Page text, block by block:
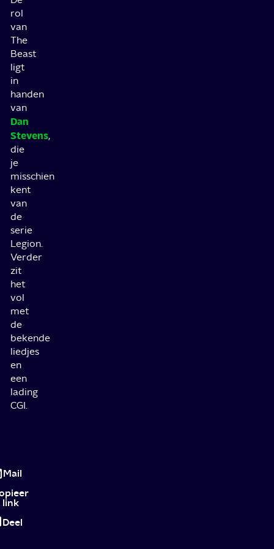
rol
van
The
Beast
ligt
in
handen
van
Dan
Stevens,
die
je
misschien
kent
van
de
serie
Legion.
Verder
zit
het
vol
met
de
bekende
liedjes
en
een
lading
CGI.
en
het
Beest
Mail
link
Deel